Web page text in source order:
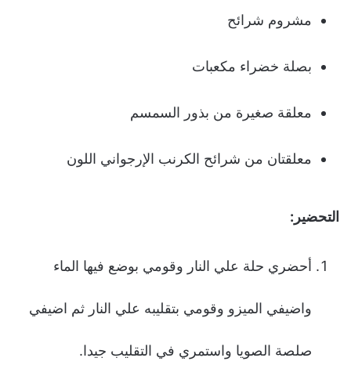
مشروم شرائح
بصلة خضراء مكعبات
معلقة صغيرة من بذور السمسم
معلقتان من شرائح الكرنب الإرجواني اللون
التحضير:
أحضري حلة علي النار وقومي بوضع فيها الماء
واضيفي الميزو وقومي بتقليبه علي النار ثم اضيفي
صلصة الصويا واستمري في التقليب جيدا.